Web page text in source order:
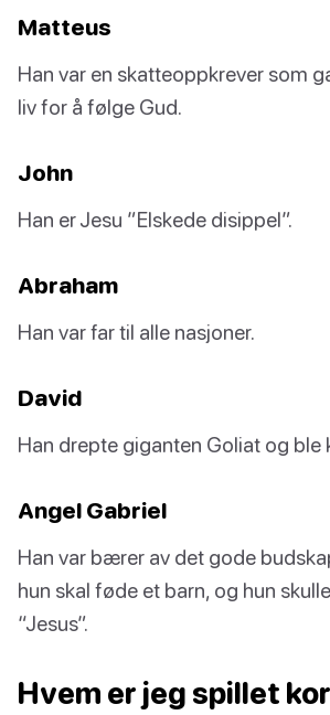
Matteus
Han var en skatteoppkrever som
liv for å følge Gud.
John
Han er Jesu ”Elskede disippel”.
Abraham
Han var far til alle nasjoner.
David
Han drepte giganten Goliat og ble
Angel Gabriel
Han var bærer av det gode
hun skal føde et barn, og hun
“Jesus”.
Hvem er jeg spillet